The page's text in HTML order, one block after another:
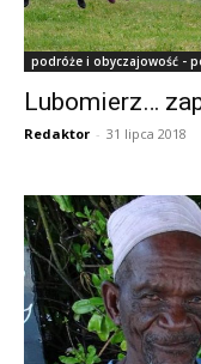
podróże i obyczajowość -
Lubomierz…
Redaktor - 31 lipca 2018